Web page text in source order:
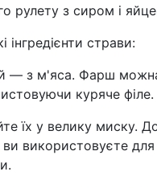
рулету з сиром і
інгредієнти страви:
— з м'яса. Фарш
куряче філе.
їх у велику миску.
ви використовуєте